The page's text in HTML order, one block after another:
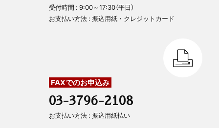
受付時間 : 9:00～17:30（平日）
お支払い方法 : 振込用紙・クレジットカード
FAXでのお申込み
03-3796-2108
お支払い方法 : 振込用紙払い